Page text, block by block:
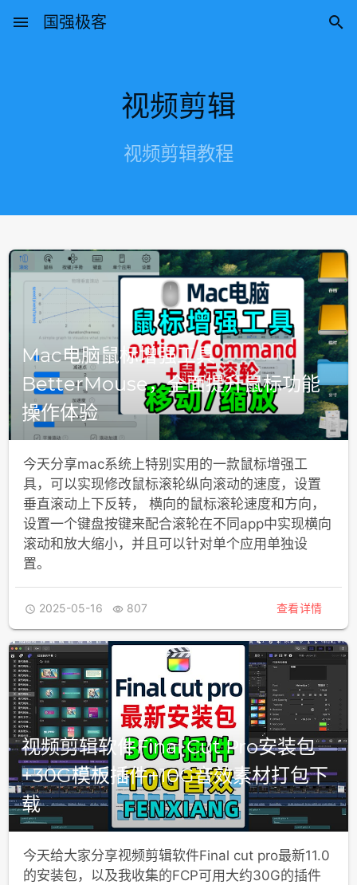
menu 国强极客 
视频剪辑
视频剪辑教程
Mac电脑鼠标增强工具
BetterMouse，全面提升鼠标功能
操作体验
今天分享mac系统上特别实用的一款鼠标增强工
具，可以实现修改鼠标滚轮纵向滚动的速度，设置
垂直滚动上下反转， 横向的鼠标滚轮速度和方向，
设置一个键盘按键来配合滚轮在不同app中实现横向
滚动和放大缩小，并且可以针对单个应用单独设
置。
 2025-05-16  807 查看详情
视频剪辑软件Final Cut Pro安装包
+30G模板插件+10G音效素材打包下
载
今天给大家分享视频剪辑软件Final cut pro最新11.0
的安装包，以及我收集的FCP可用大约30G的插件